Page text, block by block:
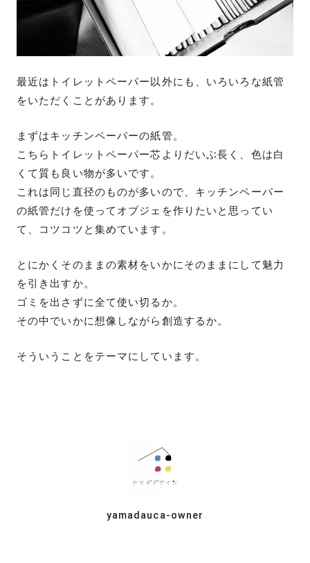
最近はトイレットペーパー以外にも、いろいろな紙管
をいただくことがあります。
まずはキッチンペーパーの紙管。
こちらトイレットペーパー芯よりだいぶ長く、色は白
くて質も良い物が多いです。
これは同じ直径のものが多いので、キッチンペーパー
の紙管だけを使ってオブジェを作りたいと思ってい
て、コツコツと集めています。
とにかくそのままの素材をいかにそのままにして魅力
を引き出すか。
ゴミを出さずに全て使い切るか。
その中でいかに想像しながら創造するか。
そういうことをテーマにしています。
yamadauca-owner